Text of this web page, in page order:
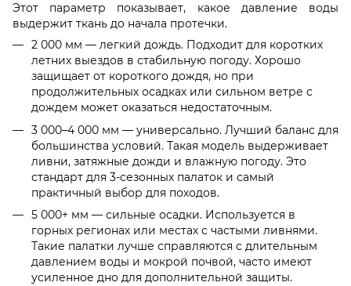
Этот параметр показывает, какое давление воды
выдержит ткань до начала протечки.
2 000 мм — легкий дождь. Подходит для коротких
летних выездов в стабильную погоду. Хорошо
защищает от короткого дождя, но при
продолжительных осадках или сильном ветре с
дождем может оказаться недостаточным.
3 000–4 000 мм — универсально. Лучший баланс для
большинства условий. Такая модель выдерживает
ливни, затяжные дожди и влажную погоду. Это
стандарт для 3-сезонных палаток и самый
практичный выбор для походов.
5 000+ мм — сильные осадки. Используется в
горных регионах или местах с частыми ливнями.
Такие палатки лучше справляются с длительным
давлением воды и мокрой почвой, часто имеют
усиленное дно для дополнительной защиты.